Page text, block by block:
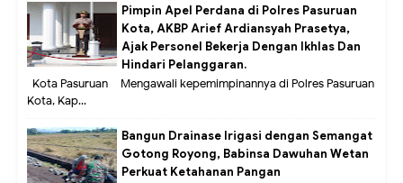
Pimpin Apel Perdana di Polres Pasuruan
Kota, AKBP Arief Ardiansyah Prasetya,
Ajak Personel Bekerja Dengan Ikhlas Dan
Hindari Pelanggaran.
Kota Pasuruan – Mengawali kepemimpinannya di Polres Pasuruan
Kota, Kap...
Bangun Drainase Irigasi dengan Semangat
Gotong Royong, Babinsa Dawuhan Wetan
Perkuat Ketahanan Pangan